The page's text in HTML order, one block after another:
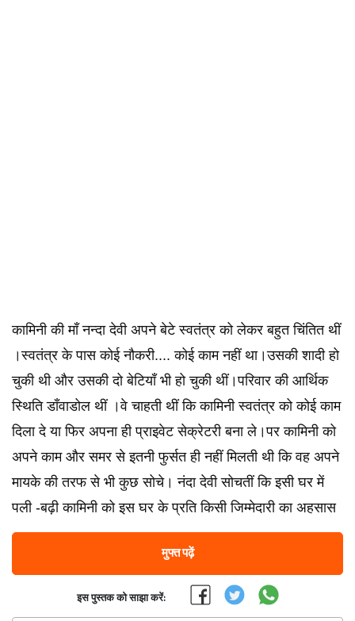
कामिनी की माँ नन्दा देवी अपने बेटे स्वतंत्र को लेकर बहुत चिंतित थीं
।स्वतंत्र के पास कोई नौकरी.... कोई काम नहीं था।उसकी शादी हो
चुकी थी और उसकी दो बेटियाँ भी हो चुकी थीं।परिवार की आर्थिक
स्थिति डाँवाडोल थीं ।वे चाहती थीं कि कामिनी स्वतंत्र को कोई काम
दिला दे या फिर अपना ही प्राइवेट सेक्रेटरी बना ले।पर कामिनी को
अपने काम और समर से इतनी फुर्सत ही नहीं मिलती थी कि वह अपने
मायके की तरफ से भी कुछ सोचे। नंदा देवी सोचतीं कि इसी घर में
पली -बढ़ी कामिनी को इस घर के प्रति किसी जिम्मेदारी का अहसास
मुफ्त पढ़ें
इस पुस्तक को साझा करें: